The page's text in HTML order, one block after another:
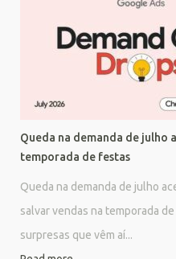
Queda na demanda de julho
temporada de festas
Queda na demanda de julho
salvar vendas na temporada
surpresas que vêm aí...